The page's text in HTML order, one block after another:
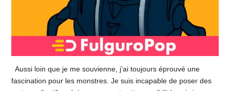
Aussi loin que je me souvienne, j’ai toujours éprouvé une
fascination pour les monstres. Je suis incapable de poser des